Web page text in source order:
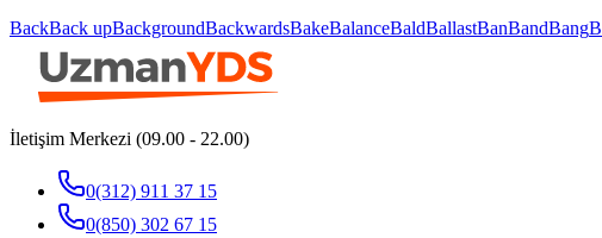
BackBack upBackgroundBackwardsBakeBalanceBaldBallastBanBandBang
İletişim Merkezi (09.00 - 22.00)
0(312) 911 37 15
0(850) 302 67 15